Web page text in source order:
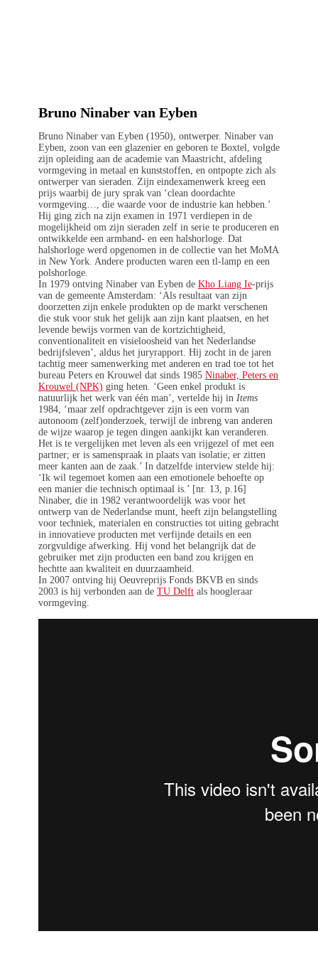
Bruno Ninaber van Eyben
Bruno Ninaber van Eyben (1950), ontwerper. Ninaber van
Eyben, zoon van een glazenier en geboren te Boxtel, volgde
zijn opleiding aan de academie van Maastricht, afdeling
vormgeving in metaal en kunststoffen, en ontpopte zich als
ontwerper van sieraden. Zijn eindexamenwerk kreeg een
prijs waarbij de jury sprak van ‘clean doordachte
vormgeving…, die waarde voor de industrie kan hebben.’
Hij ging zich na zijn examen in 1971 verdiepen in de
mogelijkheid om zijn sieraden zelf in serie te produceren en
ontwikkelde een armband- en een halshorloge. Dat
halshorloge werd opgenomen in de collectie van het MoMA
in New York. Andere producten waren een tl-lamp en een
polshorloge.
In 1979 ontving Ninaber van Eyben de Kho Liang Ie-prijs
van de gemeente Amsterdam: ‘Als resultaat van zijn
doorzetten zijn enkele produkten op de markt verschenen
die stuk voor stuk het gelijk aan zijn kant plaatsen, en het
levende bewijs vormen van de kortzichtigheid,
conventionaliteit en visieloosheid van het Nederlandse
bedrijfsleven’, aldus het juryrapport. Hij zocht in de jaren
tachtig meer samenwerking met anderen en trad toe tot het
bureau Peters en Krouwel dat sinds 1985 Ninaber, Peters en
Krouwel (NPK) ging heten. ‘Geen enkel produkt is
natuurlijk het werk van één man’, vertelde hij in Items
1984, ‘maar zelf opdrachtgever zijn is een vorm van
autonoom (zelf)onderzoek, terwijl de inbreng van anderen
de wijze waarop je tegen dingen aankijkt kan veranderen.
Het is te vergelijken met leven als een vrijgezel of met een
partner; er is samenspraak in plaats van isolatie; er zitten
meer kanten aan de zaak.’ In datzelfde interview stelde hij:
‘Ik wil tegemoet komen aan een emotionele behoefte op
een manier die technisch optimaal is.’ [nr. 13, p.16]
Ninaber, die in 1982 verantwoordelijk was voor het
ontwerp van de Nederlandse munt, heeft zijn belangstelling
voor techniek, materialen en constructies tot uiting gebracht
in innovatieve producten met verfijnde details en een
zorgvuldige afwerking. Hij vond het belangrijk dat de
gebruiker met zijn producten een band zou krijgen en
hechtte aan kwaliteit en duurzaamheid.
In 2007 ontving hij Oeuvreprijs Fonds BKVB en sinds
2003 is hij verbonden aan de TU Delft als hoogleraar
vormgeving.